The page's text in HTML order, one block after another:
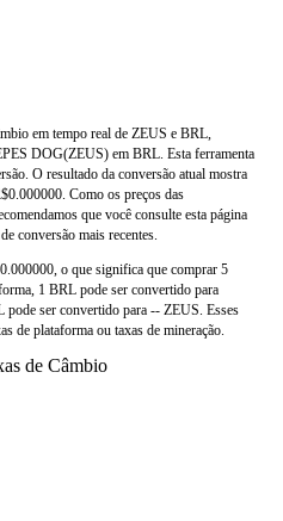
em tempo real de ZEUS e BRL,
DOG(ZEUS) em BRL. Esta ferramenta
O resultado da conversão atual mostra
Como os preços das
que você consulte esta página
conversão mais recentes.
o que significa que comprar 5
1 BRL pode ser convertido para
ser convertido para -- ZEUS. Esses
de plataforma ou taxas de mineração.
de Câmbio